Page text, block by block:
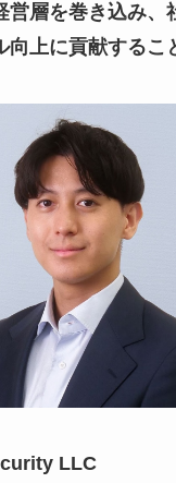
営層を巻き込み、
上に貢献するこ
LLC